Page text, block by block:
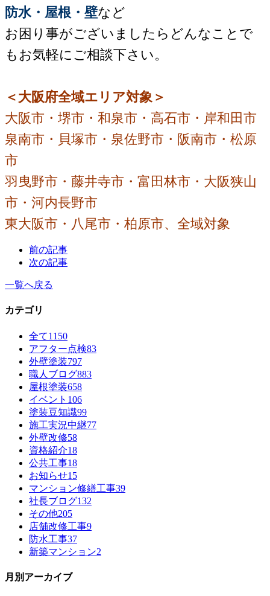
防水・屋根・壁など
お困り事がございましたらどんなことで
もお気軽にご相談下さい。
＜大阪府全域エリア対象＞
大阪市・堺市・和泉市・高石市・岸和田市
泉南市・貝塚市・泉佐野市・阪南市・松原
市
羽曳野市・藤井寺市・富田林市・大阪狭山
市・河内長野市
東大阪市・八尾市・柏原市、全域対象
前の記事
次の記事
一覧へ戻る
カテゴリ
全て1150
アフター点検83
外壁塗装797
職人ブログ883
屋根塗装658
イベント 106
塗装豆知識99
施工実況中継77
外壁改修58
資格紹介18
公共工事18
お知らせ15
マンション修繕工事39
社長ブログ132
その他205
店舗改修工事9
防水工事37
新築マンション2
月別アーカイブ